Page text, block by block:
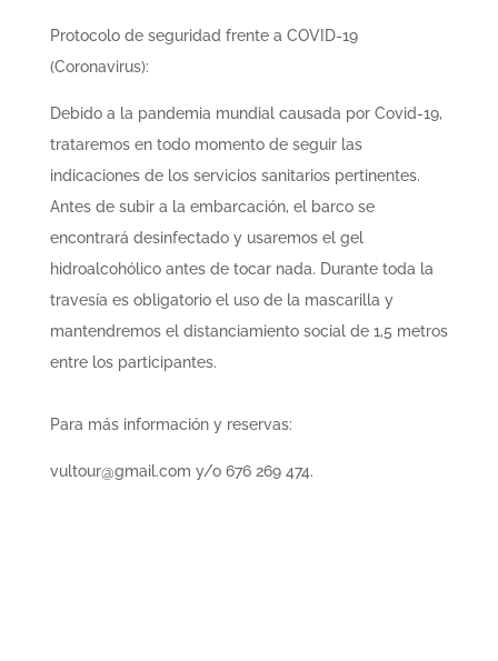
Protocolo de seguridad frente a COVID-19
(Coronavirus):
Debido a la pandemia mundial causada por Covid-19,
trataremos en todo momento de seguir las
indicaciones de los servicios sanitarios pertinentes.
Antes de subir a la embarcación, el barco se
encontrará desinfectado y usaremos el gel
hidroalcohólico antes de tocar nada. Durante toda la
travesía es obligatorio el uso de la mascarilla y
mantendremos el distanciamiento social de 1,5 metros
entre los participantes.
Para más información y reservas:
vultour@gmail.com y/o 676 269 474.